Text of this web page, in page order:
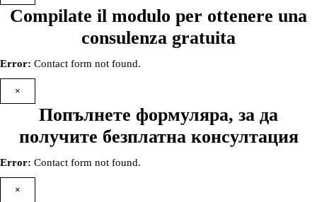
Compilate il modulo per ottenere una
consulenza gratuita
Error: Contact form not found.
×
Попълнете формуляра, за да
получите безплатна консултация
Error: Contact form not found.
×